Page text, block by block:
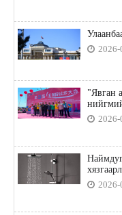
2026-
"Явган
2026-
2026-